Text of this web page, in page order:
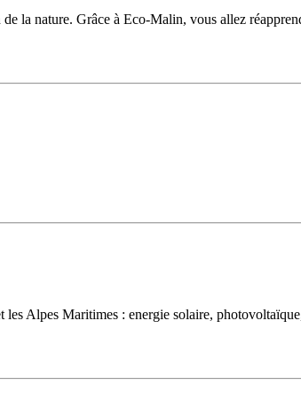
la nature. Grâce à Eco-Malin, vous allez
Alpes Maritimes : energie solaire,